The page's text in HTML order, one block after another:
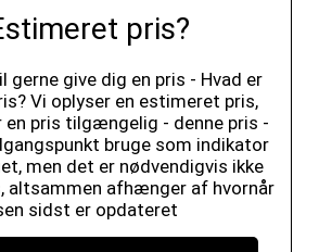
pris?
gerne give dig en pris - Hvad er
Vi oplyser en estimeret pris,
pris tilgængelig - denne pris -
bruge som indikator
men det er nødvendigvis ikke
altsammen afhænger af hvornår
sidst er opdateret